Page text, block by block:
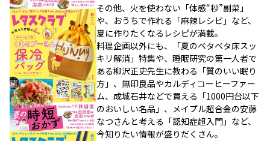
その他、火を使わない「体感“秒”副菜」
や、おうちで作れる「麻辣レシピ」など、
夏に作りたくなるレシピが満載。
料理企画以外にも、「夏のベタベタ床スッ
キリ解消」特集や、睡眠研究の第一人者で
ある柳沢正史先生に教わる「質のいい眠り
方」、無印良品やカルディコーヒーファー
ム、成城石井などで買える「1000円台以下
のおいしい名品」、メイプル超合金の安藤
なつさんと考える「認知症超入門」など、
今知りたい情報が盛りだくさん。